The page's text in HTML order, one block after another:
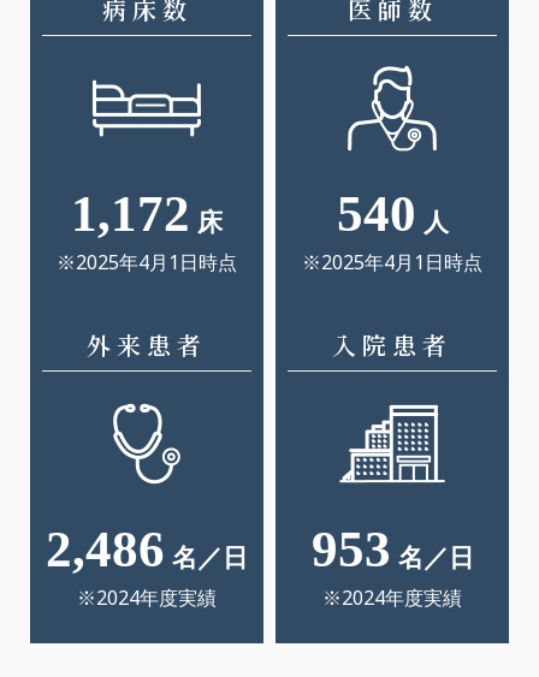
病床数
1,172 床
※2025年4月1日時点
医師数
540 人
※2025年4月1日時点
外来患者
2,486 名／日
※2024年度実績
入院患者
953 名／日
※2024年度実績